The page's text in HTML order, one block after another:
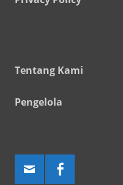
Tentang Kami
Pengelola